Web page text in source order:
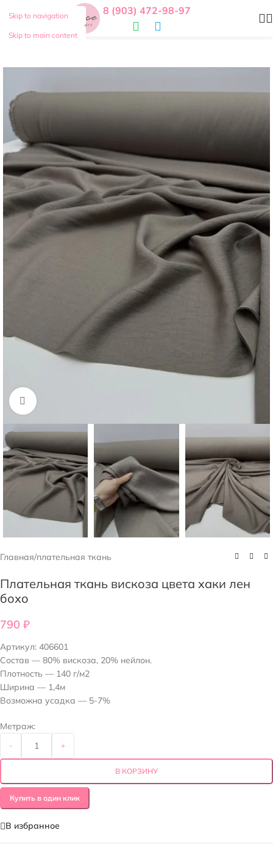
Skip to navigation
Skip to main content
8 (903) 472-98-97
Нажмите, чтобы увеличить
Главная/плательная ткань
Плательная ткань вискоза цвета хаки лен
бохо
790 ₽
Артикул: 406601
Состав — 80% вискоза, 20% нейлон.
Плотность — 140 г/м2
Ширина — 1,4м
Возможна усадка — 5-7%
Метраж:
- +
В КОРЗИНУ
Купить в один клик
В избранное